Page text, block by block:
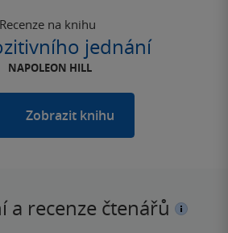
Recenze na knihu
jednání
NAPOLEON HILL
Zobrazit knihu
a recenze čtenářů